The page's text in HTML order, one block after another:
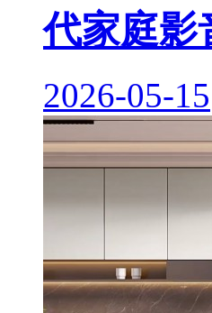
代家庭影
2026-05-15